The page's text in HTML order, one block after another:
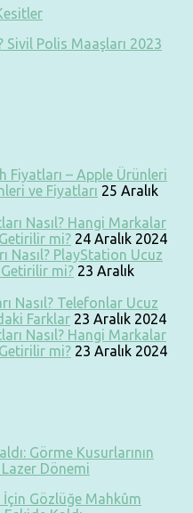
Sivil Polis Maaşları 2023
Fiyatları – Apple Ürünleri
ve Fiyatları 25 Aralık
Nasıl? Hangi Markalar
mi? 24 Aralık 2024
Nasıl? PlayStation Ucuz
mi? 23 Aralık
Nasıl? Telefonlar Ucuz
Farklar 23 Aralık 2024
Nasıl? Hangi Markalar
mi? 23 Aralık 2024
Görme Kusurlarının
Dönemi
Gözlüğe Mahkûm